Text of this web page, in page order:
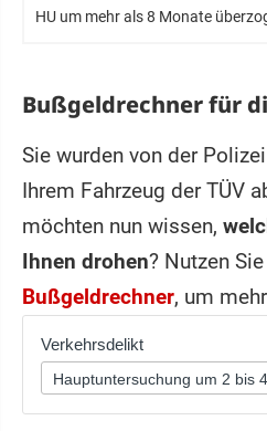
HU um mehr als 8 Monate
Bußgeldrechner für
Sie wurden von der
Ihrem Fahrzeug der TÜV
möchten nun wissen,
Ihnen drohen? Nutzen
Bußgeldrechner, um